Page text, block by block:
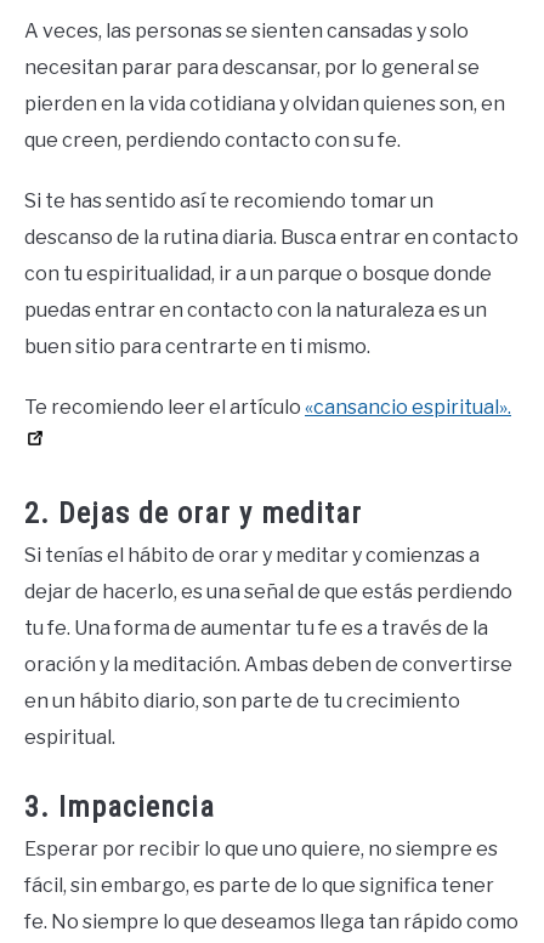
A veces, las personas se sienten cansadas y solo
necesitan parar para descansar, por lo general se
pierden en la vida cotidiana y olvidan quienes son, en
que creen, perdiendo contacto con su fe.
Si te has sentido así te recomiendo tomar un
descanso de la rutina diaria. Busca entrar en contacto
con tu espiritualidad, ir a un parque o bosque donde
puedas entrar en contacto con la naturaleza es un
buen sitio para centrarte en ti mismo.
Te recomiendo leer el artículo «cansancio espiritual».
2. Dejas de orar y meditar
Si tenías el hábito de orar y meditar y comienzas a
dejar de hacerlo, es una señal de que estás perdiendo
tu fe. Una forma de aumentar tu fe es a través de la
oración y la meditación. Ambas deben de convertirse
en un hábito diario, son parte de tu crecimiento
espiritual.
3. Impaciencia
Esperar por recibir lo que uno quiere, no siempre es
fácil, sin embargo, es parte de lo que significa tener
fe. No siempre lo que deseamos llega tan rápido como